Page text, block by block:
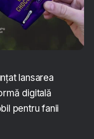
lansarea
digitală
pentru fanii